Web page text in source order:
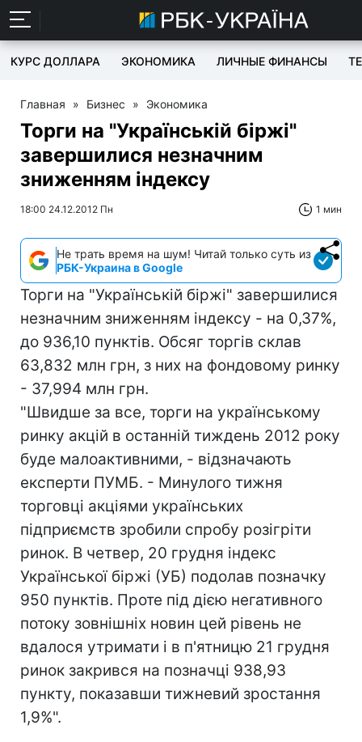
КУРС ДОЛЛАРА ЭКОНОМИКА ЛИЧНЫЕ ФИНАНСЫ
Главная » Бизнес » Экономика
Торги на "Українській біржі"
завершилися незначним
зниженням індексу
18:00 24.12.2012 Пн 1 мин
Не трать время на шум! Читай только суть из
РБК-Украина в Google
Торги на "Українській біржі" завершилися
незначним зниженням індексу - на 0,37%,
до 936,10 пунктів. Обсяг торгів склав
63,832 млн грн, з них на фондовому ринку
- 37,994 млн грн.
"Швидше за все, торги на українському
ринку акцій в останній тиждень 2012 року
буде малоактивними, - відзначають
експерти ПУМБ. - Минулого тижня
торговці акціями українських
підприємств зробили спробу розігріти
ринок. В четвер, 20 грудня індекс
Української біржі (УБ) подолав позначку
950 пунктів. Проте під дією негативного
потоку зовнішніх новин цей рівень не
вдалося утримати і в п'ятницю 21 грудня
ринок закрився на позначці 938,93
пункту, показавши тижневий зростання
1,9%".